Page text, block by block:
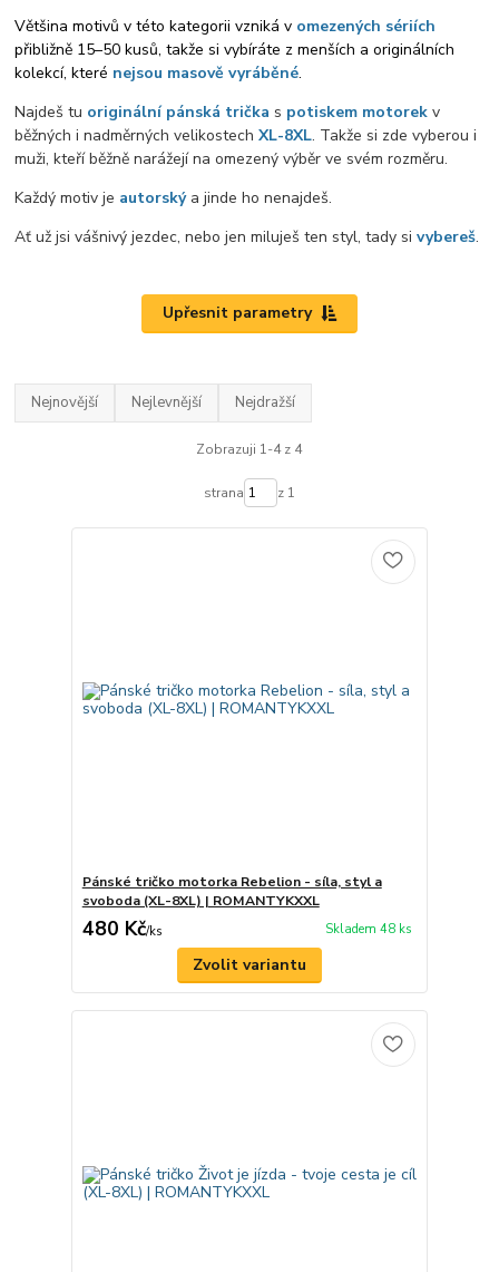
Většina motivů v této kategorii vzniká v omezených sériích
přibližně 15–50 kusů, takže si vybíráte z menších a originálních
kolekcí, které nejsou masově vyráběné.
Najdeš tu originální pánská trička s potiskem motorek v
běžných i nadměrných velikostechXL-8XL. Takže si zde vyberou i
muži, kteří běžně narážejí na omezený výběr ve svém rozměru.
Každý motiv je autorskýa jinde ho nenajdeš.
Ať už jsi vášnivý jezdec, nebo jen miluješ ten styl, tady sivybereš.
Upřesnit parametry
Nejnovější Nejlevnější Nejdražší
Zobrazuji 1-4 z 4
strana z 1
Pánské tričko motorka Rebelion - síla, styl a
svoboda (XL-8XL) | ROMANTYKXXL
480 Kč/ks Skladem 48 ks
Zvolit variantu